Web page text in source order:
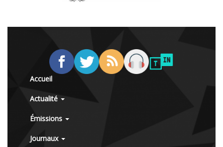
Accueil
Actualité
Émissions
Journaux